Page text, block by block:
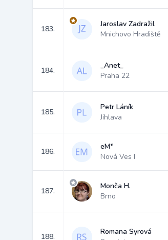
183.
Jaroslav Zadražil
Mnichovo Hradiště
184.
_Anet_
Praha 22
185.
Petr Láník
Jihlava
186.
eM*
Nová Ves I
187.
Monča H.
Brno
188.
Romana Syrová